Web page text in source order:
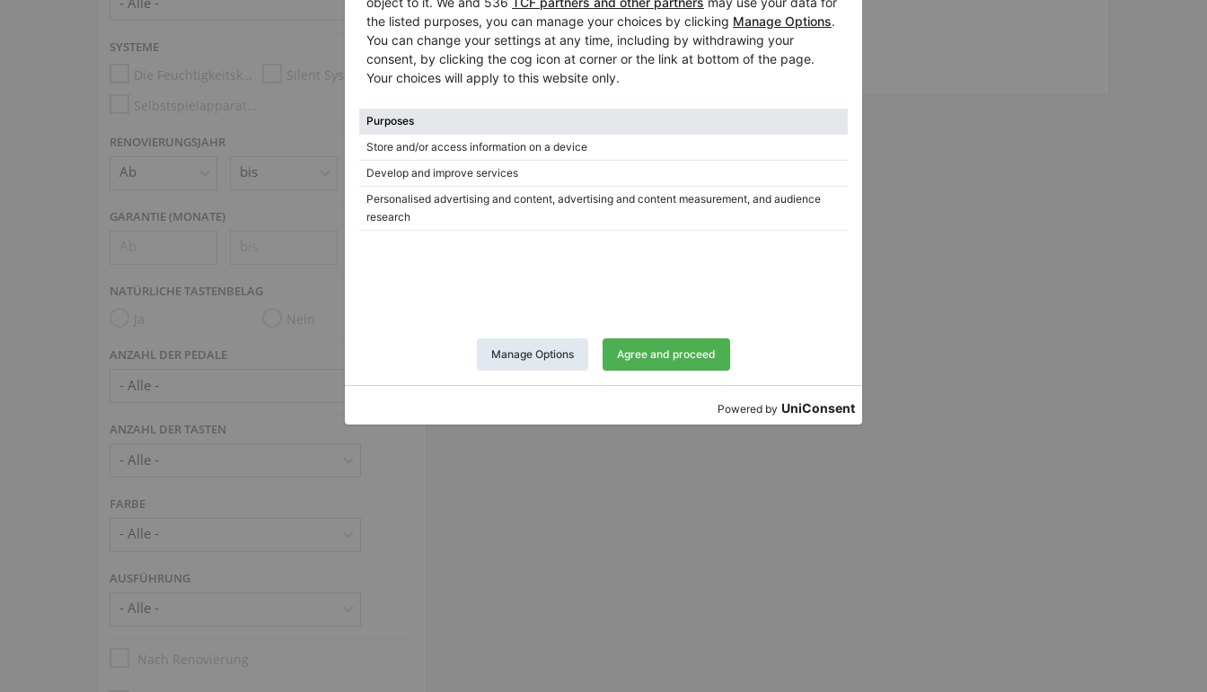
SYSTEME
Die Feuchtigkeitskontrollsysteme
Silent System
Selbstspielapparatur (z.B. Disklavier, PianoDisc, Spirio)
RENOVIERUNGSJAHR
GARANTIE (MONATE)
NATÜRLICHE TASTENBELAG
Ja Nein
ANZAHL DER PEDALE
ANZAHL DER TASTEN
FARBE
AUSFÜHRUNG
Nach Renovierung
Polyester-Finish
Land:Vereinigte Staaten von
Amerika Stadt:San Diego
Klavierhändler/Klavierstimmer